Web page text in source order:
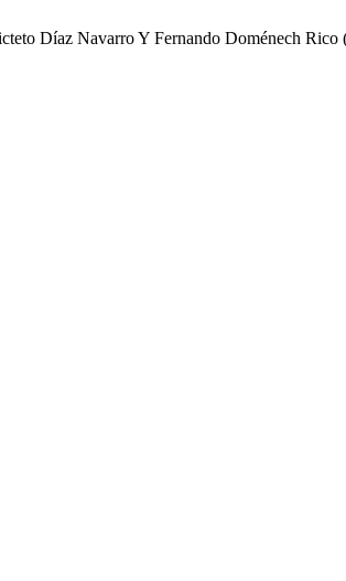
Díaz Navarro Y Fernando Doménech Rico